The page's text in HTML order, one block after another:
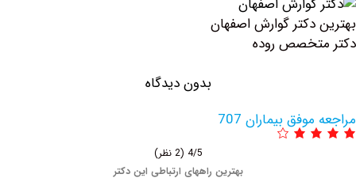
گوارش اصفهان
روده
بدون دیدگاه
بیماران 707
بهترین راههای ارتباطی این دکتر